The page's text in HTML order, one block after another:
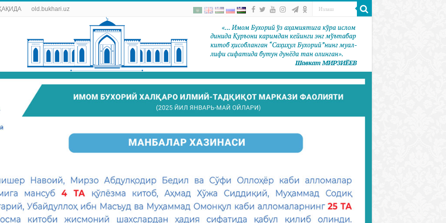
old.bukhari.uz